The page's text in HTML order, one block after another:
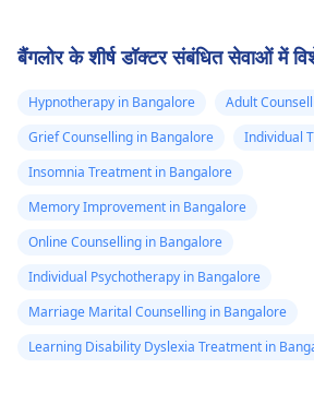
बैंगलोर के शीर्ष डॉक्टर संबंधित सेवाओं में
Hypnotherapy in Bangalore
Adult
Grief Counselling in Bangalore
Individual
Insomnia Treatment in Bangalore
Memory Improvement in Bangalore
Online Counselling in Bangalore
Individual Psychotherapy in Bangalore
Marriage Marital Counselling in Bangalore
Learning Disability Dyslexia Treatment in